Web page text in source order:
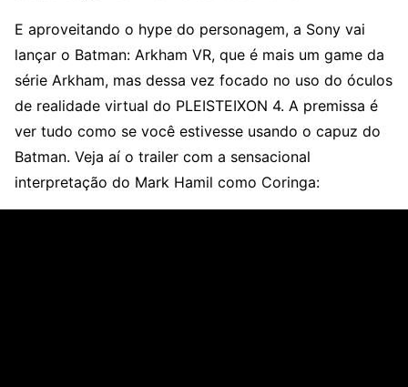
E aproveitando o hype do personagem, a Sony vai
lançar o Batman: Arkham VR, que é mais um game da
série Arkham, mas dessa vez focado no uso do óculos
de realidade virtual do PLEISTEIXON 4. A premissa é
ver tudo como se você estivesse usando o capuz do
Batman. Veja aí o trailer com a sensacional
interpretação do Mark Hamil como Coringa: